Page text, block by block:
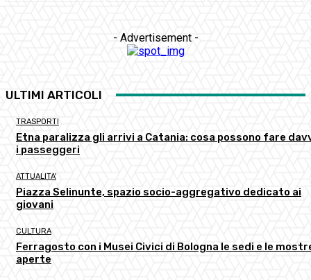
- Advertisement -
ULTIMI ARTICOLI
TRASPORTI
Etna paralizza gli arrivi a Catania: cosa possono fare
i passeggeri
ATTUALITA'
Piazza Selinunte, spazio socio-aggregativo dedicato ai
giovani
CULTURA
Ferragosto con i Musei Civici di Bologna le sedi e le
aperte